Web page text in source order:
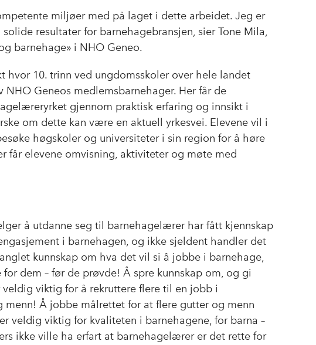
miljøer med på laget i dette arbeidet. Jeg er
resultater for barnehagebransjen, sier Tone Mila,
barnehage» i NHO Geneo.
hvor 10. trinn ved ungdomsskoler over hele landet
Geneos medlemsbarnehager. Her får de
gjennom praktisk erfaring og innsikt i
om dette kan være en aktuell yrkesvei. Elevene vil i
høgskoler og universiteter i sin region for å høre
får elevene omvisning, aktiviteter og møte med
å utdanne seg til barnehagelærer har fått kjennskap
i barnehagen, og ikke sjeldent handler det
kunnskap om hva det vil si å jobbe i barnehage,
dem – før de prøvde! Å spre kunnskap om, og gi
viktig for å rekruttere flere til en jobb i
menn! Å jobbe målrettet for at flere gutter og menn
veldig viktig for kvaliteten i barnehagene, for barna –
ikke ville ha erfart at barnehagelærer er det rette for